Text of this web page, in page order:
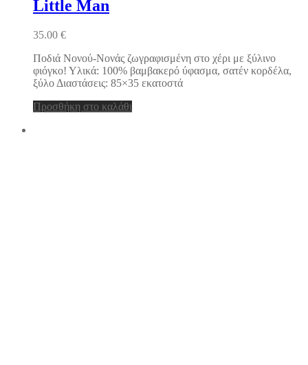
Little Man
35.00 €
Ποδιά Νονού-Νονάς ζωγραφισμένη στο χέρι με ξύλινο
φιόγκο! Υλικά: 100% βαμβακερό ύφασμα, σατέν κορδέλα,
ξύλο Διαστάσεις: 85×35 εκατοστά
Προσθήκη στο καλάθι